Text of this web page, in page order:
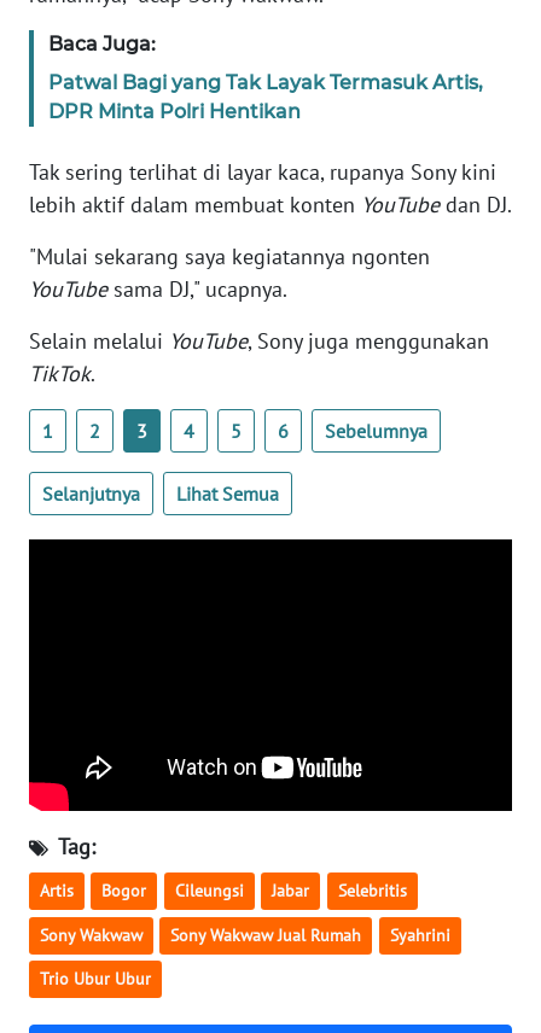
Baca Juga:
Patwal Bagi yang Tak Layak Termasuk Artis,
DPR Minta Polri Hentikan
Tak sering terlihat di layar kaca, rupanya Sony kini
lebih aktif dalam membuat konten YouTubedan DJ.
"Mulai sekarang saya kegiatannya ngonten
YouTubesama DJ," ucapnya.
Selain melalui YouTube, Sony juga menggunakan
TikTok.
1 2 3 4 5 6 Sebelumnya
Selanjutnya Lihat Semua
Tag:
Artis Bogor Cileungsi Jabar Selebritis
Sony Wakwaw Sony Wakwaw Jual Rumah Syahrini
Trio Ubur Ubur
DISCLAIMER
News
WN
WN
JAKARTA
WN
JABAR
KEPRI
WN
PAPUA
WN
PAPUA
BARAT